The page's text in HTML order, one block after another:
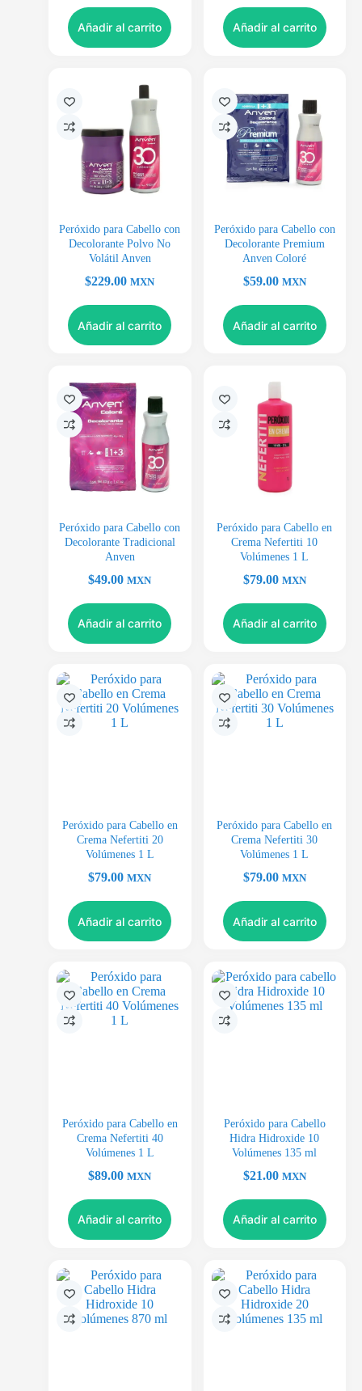
Añadir al carrito Añadir al carrito
Peróxido para Cabello con
Decolorante Polvo No
Volátil Anven
$229.00 MXN
Añadir al carrito
Peróxido para Cabello con
Decolorante Premium
Anven Coloré
$59.00 MXN
Añadir al carrito
Peróxido para Cabello con
Decolorante Tradicional
Anven
$49.00 MXN
Añadir al carrito
Peróxido para Cabello en
Crema Nefertiti 10
Volúmenes 1 L
$79.00 MXN
Añadir al carrito
Peróxido para Cabello en
Crema Nefertiti 20
Volúmenes 1 L
$79.00 MXN
Añadir al carrito
Peróxido para Cabello en
Crema Nefertiti 30
Volúmenes 1 L
$79.00 MXN
Añadir al carrito
Peróxido para Cabello en
Crema Nefertiti 40
Volúmenes 1 L
$89.00 MXN
Añadir al carrito
Peróxido para Cabello
Hidra Hidroxide 10
Volúmenes 135 ml
$21.00 MXN
Añadir al carrito